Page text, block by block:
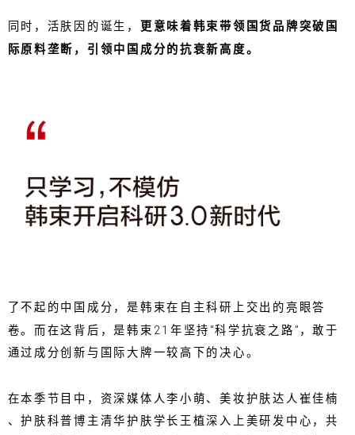
同时，活肤因的诞生，
更意味着韩束带领国货品牌突破国
际原料垄断，引领中国成分的抗衰新高度。
了不起的中国成分，是韩束在自主科研上交出的亮眼答
卷。而在这背后，是韩束21年坚持“科学抗衰之路”，敢于
通过成分创新与国际大牌一较高下的决心。
在本季节目中，资深媒体人李小萌、美妆护肤达人崔佳楠
、护肤科普博主清华护肤学长王植深入上美研发中心，共